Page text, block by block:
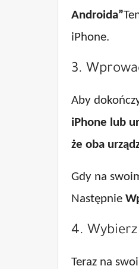
Androida”
iPhone.
3.
Aby
iPhone lub
że oba
Gdy na
Następnie
4.
Teraz na